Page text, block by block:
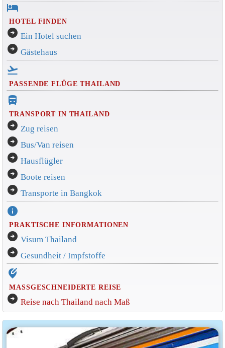
hotel
HOTEL FINDEN
arrow_circle_right Ein Hotel suchen
arrow_circle_right Gästehaus
flight_takeoff
PASSENDE FLÜGE THAILAND
directions_bus_filled
TRANSPORT IN THAILAND
arrow_circle_right Zug reisen
arrow_circle_right Bus/Van reisen
arrow_circle_right Hausflügler
arrow_circle_right Boote reisen
arrow_circle_right Transporte in Bangkok
info
PRAKTISCHE INFORMATIONEN
arrow_circle_right Visum Thailand
arrow_circle_right Gesundheit / Impfstoffe
edit_location_alt
MASSGESCHNEIDERTE REISE
arrow_circle_right Reise nach Thailand nach Maß